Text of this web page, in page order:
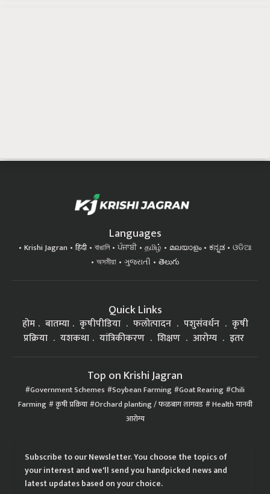
Languages
Krishi Jagran हिंदी বাঙালি ਪੰਜਾਬੀ தமிழ் മലയാളം ಕನ್ನಡ
ଓଡିଆ
অসমীয়া
ગુજરાતી తెలుగు
Quick Links
होम बातम्या कृषीपीडिया फलोत्पादन पशुसंवर्धन
कृषी
प्रक्रिया
यशकथा यांत्रिकीकरण शिक्षण आरोग्य इतर
Top on Krishi Jagran
Government Schemes Soybean Farming Goat Rearing Chili
Farming कृषी प्रक्रिया Orchard planting / फळबाग लागवड Health मानवी
आरोग्य
Subscribe to our Newsletter. You choose the topics of
your interest and we'll send you handpicked news and
latest updates based on your choice.